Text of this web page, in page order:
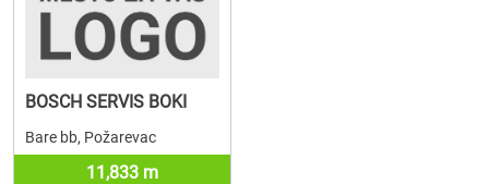
BOSCH SERVIS BOKI
Bare bb, Požarevac
11,833 m